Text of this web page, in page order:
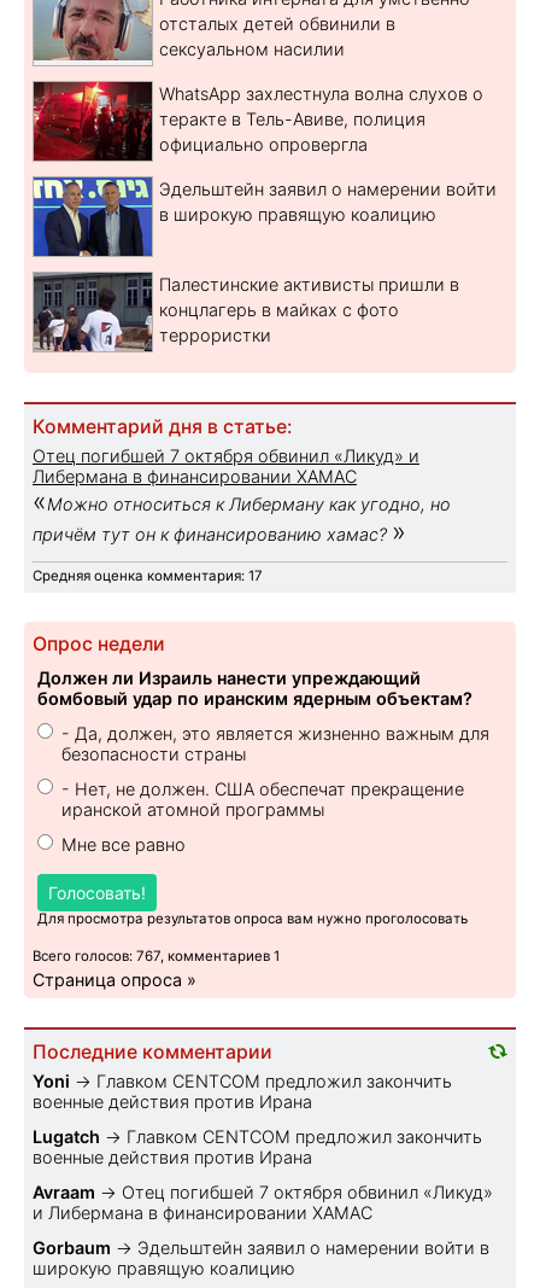
отсталых детей обвинили в
сексуальном насилии
WhatsApp захлестнула волна слухов о
теракте в Тель-Авиве, полиция
официально опровергла
Эдельштейн заявил о намерении войти
в широкую правящую коалицию
Палестинские активисты пришли в
концлагерь в майках с фото
террористки
Комментарий дня в статье:
Отец погибшей 7 октября обвинил «Ликуд» и
Либермана в финансировании ХАМАС
«Можно относиться к Либерману как угодно, но
причём тут он к финансированию хамас? »
Средняя оценка комментария: 17
Опрос недели
Должен ли Израиль нанести упреждающий
бомбовый удар по иранским ядерным объектам?
- Да, должен, это является жизненно важным для
безопасности страны
- Нет, не должен. США обеспечат прекращение
иранской атомной программы
Мне все равно
Голосовать!
Для просмотра результатов опроса вам нужно проголосовать
Всего голосов: 767, комментариев 1
Страница опроса »
Последние комментарии
Yoni → Главком CENTCOM предложил закончить
военные действия против Ирана
Lugatch → Главком CENTCOM предложил закончить
военные действия против Ирана
Avraam → Отец погибшей 7 октября обвинил «Ликуд»
и Либермана в финансировании ХАМАС
Gorbaum → Эдельштейн заявил о намерении войти в
широкую правящую коалицию